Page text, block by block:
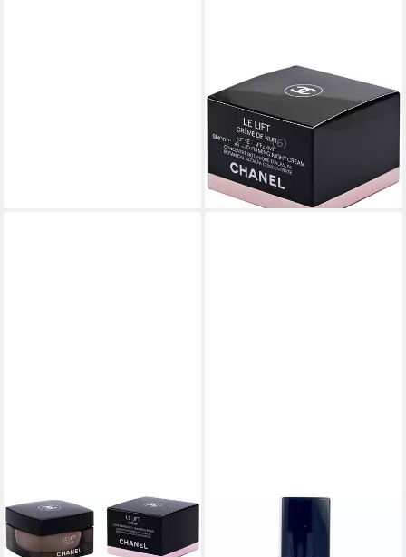
CHANEL
Nachtcreme Chanel Le Lift
Creme De Nuit
(6)
ab 126,00 €
(2.520,00 €/ 1 l)
in 2-3 Werktagen bei dir
Gesichtspflege HYDRA